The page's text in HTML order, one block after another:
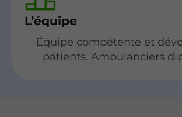
L’équipe
Équipe compétente et
patients. Ambulanciers